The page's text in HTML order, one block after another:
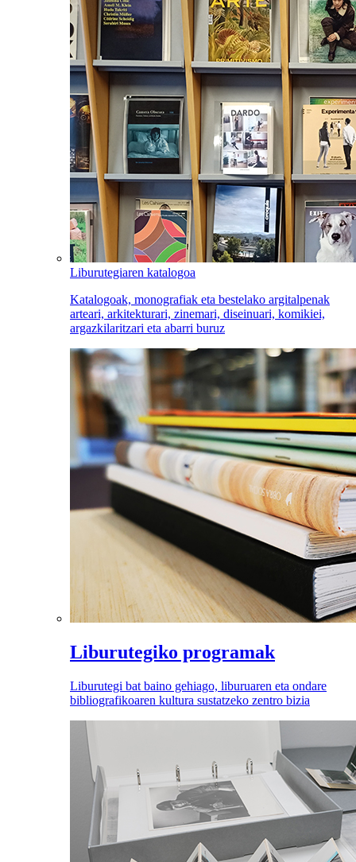
Liburutegiaren katalogoa
Katalogoak, monografiak eta bestelako argitalpenak
arteari, arkitekturari, zinemari, diseinuari, komikiei,
argazkilaritzari eta abarri buruz
Liburutegiko programak
Liburutegi bat baino gehiago, liburuaren eta ondare
bibliografikoaren kultura sustatzeko zentro bizia